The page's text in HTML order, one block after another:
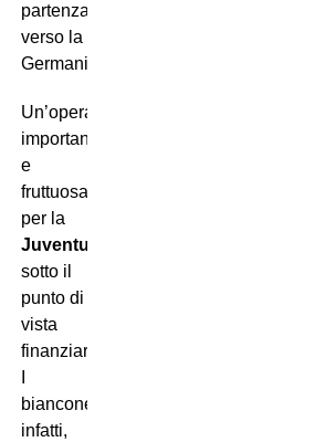
partenza
verso la
Germania.
Un’operazione
importante
e
fruttuosa
per la
Juventus
sotto il
punto di
vista
finanziario.
bianconeri,
infatti,